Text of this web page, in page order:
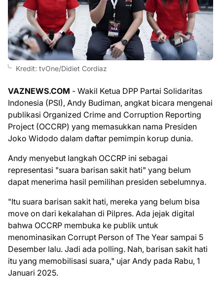
Kredit: tvOne/Didiet Cordiaz
VAZNEWS.COM - Wakil Ketua DPP Partai Solidaritas
Indonesia (PSI), Andy Budiman, angkat bicara mengenai
publikasi Organized Crime and Corruption Reporting
Project (OCCRP) yang memasukkan nama Presiden
Joko Widodo dalam daftar pemimpin korup dunia.
Andy menyebut langkah OCCRP ini sebagai
representasi "suara barisan sakit hati" yang belum
dapat menerima hasil pemilihan presiden sebelumnya.
"Itu suara barisan sakit hati, mereka yang belum bisa
move on dari kekalahan di Pilpres. Ada jejak digital
bahwa OCCRP membuka ke publik untuk
menominasikan Corrupt Person of The Year sampai 5
Desember lalu. Jadi ada polling. Nah, barisan sakit hati
itu yang memobilisasi suara," ujar Andy pada Rabu, 1
Januari 2025.